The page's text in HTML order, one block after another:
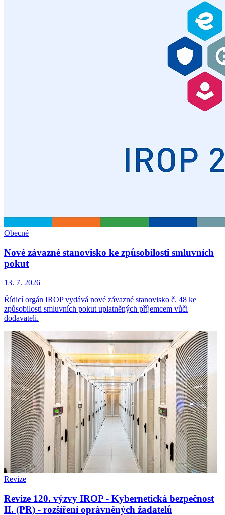
Obecné
Nové závazné stanovisko ke způsobilosti smluvních
pokut
13. 7. 2026
Řídicí orgán IROP vydává nové závazné stanovisko č. 48 ke
způsobilosti smluvních pokut uplatněných příjemcem vůči
dodavateli.
Revize
Revize 120. výzvy IROP - Kybernetická bezpečnost
II. (PR) - rozšíření oprávněných žadatelů